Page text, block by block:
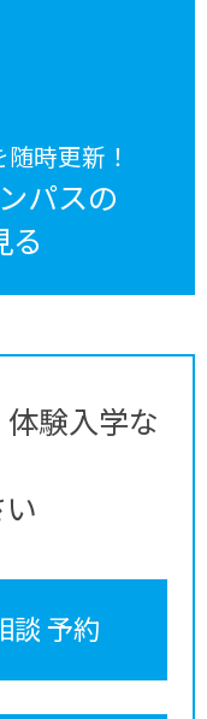
時更新！
パスの
る
験入学な
談 予約